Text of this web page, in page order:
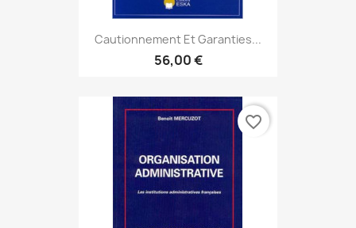
Cautionnement Et Garanties...
56,00 €
favorite_border